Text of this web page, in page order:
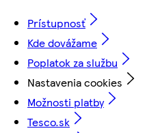
Prístupnosť
Kde dovážame
Poplatok za službu
Nastavenia cookies
Možnosti platby
Tesco.sk